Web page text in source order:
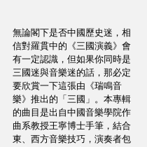
無論閣下是否中國歷史迷，相
信對羅貫中的《三國演義》會
有一定認識，但如果你同時是
三國迷與音樂迷的話，那必定
要欣賞一下這張由《瑞鳴音
樂》推出的「三國」。本專輯
的曲目是出自中國音樂學院作
曲系教授王寧博士手筆，結合
東、西方音樂技巧，演奏者包